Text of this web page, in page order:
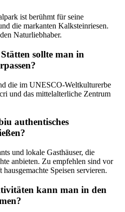
ist berühmt für seine
die markanten Kalksteinriesen.
Naturliebhaber.
sollte man in
die im UNESCO-Weltkulturerbe
und das mittelalterliche Zentrum
authentisches
und lokale Gasthäuser, die
anbieten. Zu empfehlen sind vor
Speisen servieren.
kann man in den